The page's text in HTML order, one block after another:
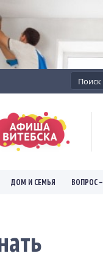
ДОМ И СЕМЬЯ ВОПРОС